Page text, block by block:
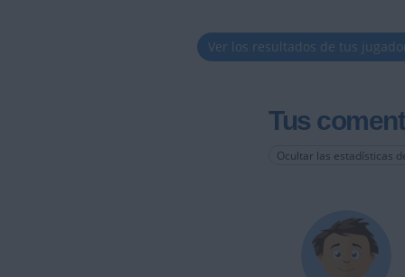
Ver los resultados de tus
Tus
Ocultar las estadísticas